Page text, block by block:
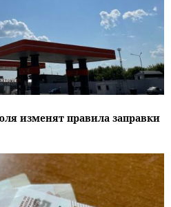
изменят правила заправки